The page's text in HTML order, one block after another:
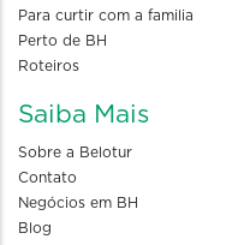
Para curtir com a familia
Perto de BH
Roteiros
Saiba Mais
Sobre a Belotur
Contato
Negócios em BH
Blog